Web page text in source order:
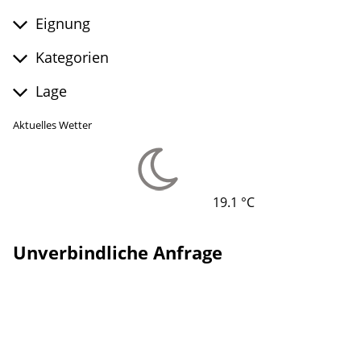
Aktuelles Wetter
19.1 °C
Eignung
Kategorien
Lage
Unverbindliche Anfrage